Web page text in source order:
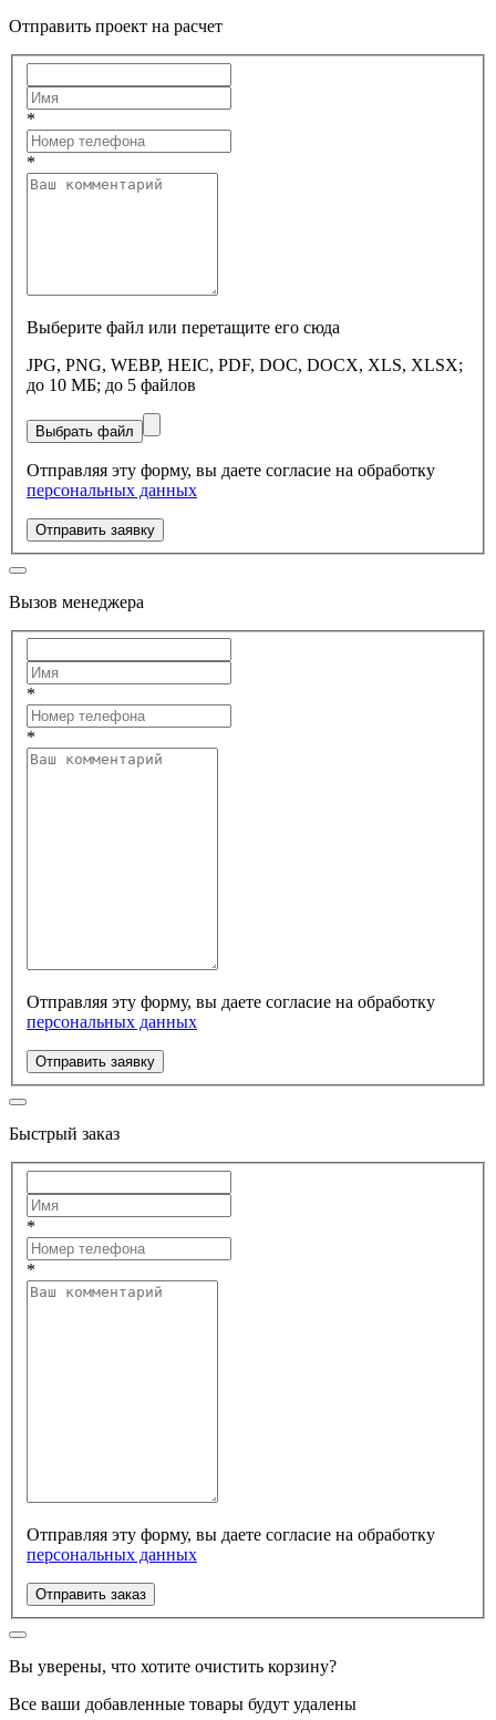
Отправить проект на расчет
*
*
Выберите файл или перетащите его сюда
JPG, PNG, WEBP, HEIC, PDF, DOC, DOCX, XLS, XLSX;
до 10 МБ; до 5 файлов
Выбрать файл
Отправляя эту форму, вы даете согласие на обработку
персональных данных
Отправить заявку
Вызов менеджера
*
*
Отправляя эту форму, вы даете согласие на обработку
персональных данных
Отправить заявку
Быстрый заказ
*
*
Отправляя эту форму, вы даете согласие на обработку
персональных данных
Отправить заказ
Вы уверены, что хотите очистить корзину?
Все ваши добавленные товары будут удалены